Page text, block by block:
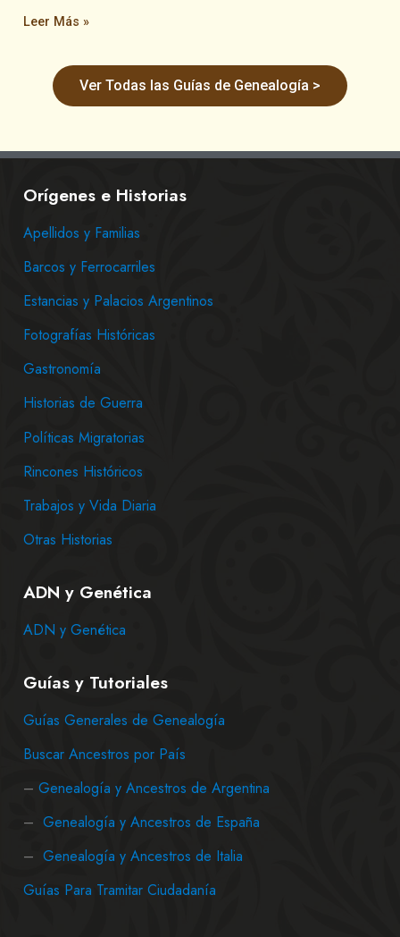
Leer Más »
Ver Todas las Guías de Genealogía >
Orígenes e Historias
Apellidos y Familias
Barcos y Ferrocarriles
Estancias y Palacios Argentinos
Fotografías Históricas
Gastronomía
Historias de Guerra
Políticas Migratorias
Rincones Históricos
Trabajos y Vida Diaria
Otras Historias
ADN y Genética
ADN y Genética
Guías y Tutoriales
Guías Generales de Genealogía
Buscar Ancestros por País
– Genealogía y Ancestros de Argentina
– Genealogía y Ancestros de España
– Genealogía y Ancestros de Italia
Guías Para Tramitar Ciudadanía